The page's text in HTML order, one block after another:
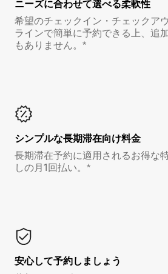
ニーズに合わせて選べる柔軟性
希望のチェックイン・チェックア
ラインで簡単に予約できる上、追
もありません。*
シンプルな長期滞在向け料金
長期滞在予約に適用されるお得な
しの月1回払い。*
安心して予約しましょう